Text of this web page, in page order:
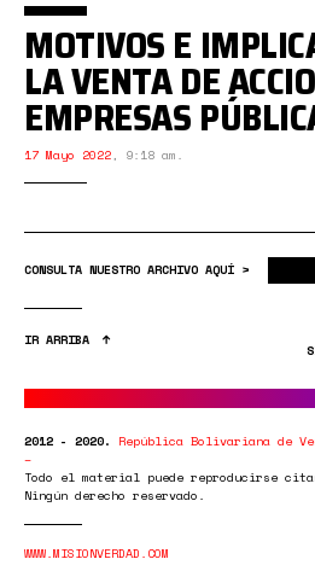
MOTIVOS E
LA VENTA DE
EMPRESAS
17 Mayo 2022, 9:18 am.
CONSULTA NUESTRO ARCHIVO AQUÍ >
IR ARRIBA
2012 - 2020. República Bolivariana de
Todo el material puede reproducirse
Ningún derecho reservado.
WWW.MISIONVERDAD.COM